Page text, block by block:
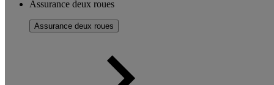
Assurance deux roues
Assurance deux roues